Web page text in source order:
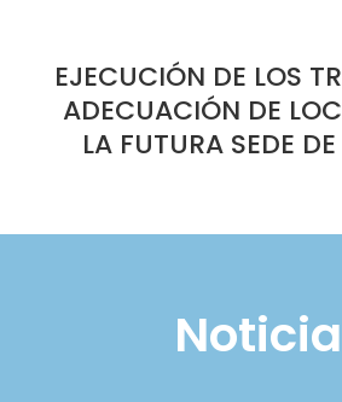
EJECUCIÓN DE LOS
ADECUACIÓN DE
LA FUTURA SEDE